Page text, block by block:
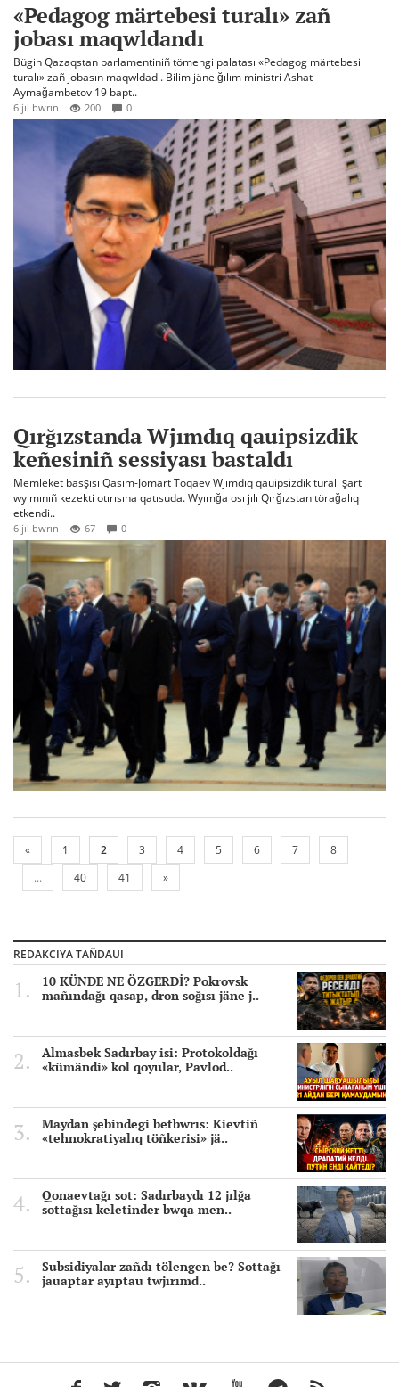
«Pedagog märtebesi turalı» zañ
jobası maqwldandı
Bügin Qazaqstan parlamentiniñ tömengi palatası «Pedagog märtebesi
turalı» zañ jobasın maqwldadı. Bilim jäne ğılım ministri Ashat
Aymağambetov 19 bapt..
6 jıl bwrın 200 0
Qırğızstanda Wjımdıq qauipsizdik
keñesiniñ sessiyası bastaldı
Memleket basşısı Qasım-Jomart Toqaev Wjımdıq qauipsizdik turalı şart
wyımınıñ kezekti otırısına qatısuda. Wyımğa osı jılı Qırğızstan törağalıq
etkendi..
6 jıl bwrın 67 0
« 1 2 3 4 5 6 7
8
...
40 41 »
REDAKCIYA TAÑDAUI
10 KÜNDE NE ÖZGERDİ? Pokrovsk
mañındağı qasap, dron soğısı jäne j..
Almasbek Sadırbay isi: Protokoldağı
«kümändi» kol qoyular, Pavlod..
Maydan şebindegi betbwrıs: Kievtiñ
«tehnokratiyalıq töñkerisi» jä..
Qonaevtağı sot: Sadırbaydı 12 jılğa
sottağısı keletinder bwqa men..
Subsidiyalar zañdı tölengen be? Sottağı
jauaptar ayıptau twjırımd..